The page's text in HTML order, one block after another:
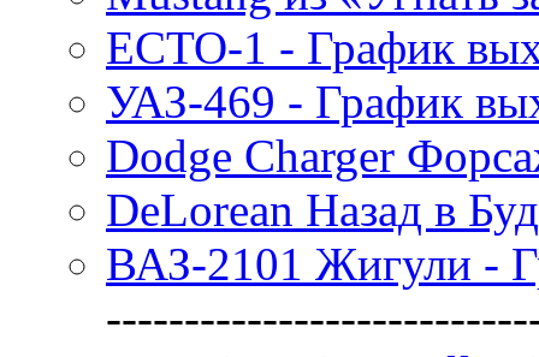
ECTO-1 - График
УАЗ-469 - График
Dodge Charger
DeLorean Назад в
ВАЗ-2101 Жигули -